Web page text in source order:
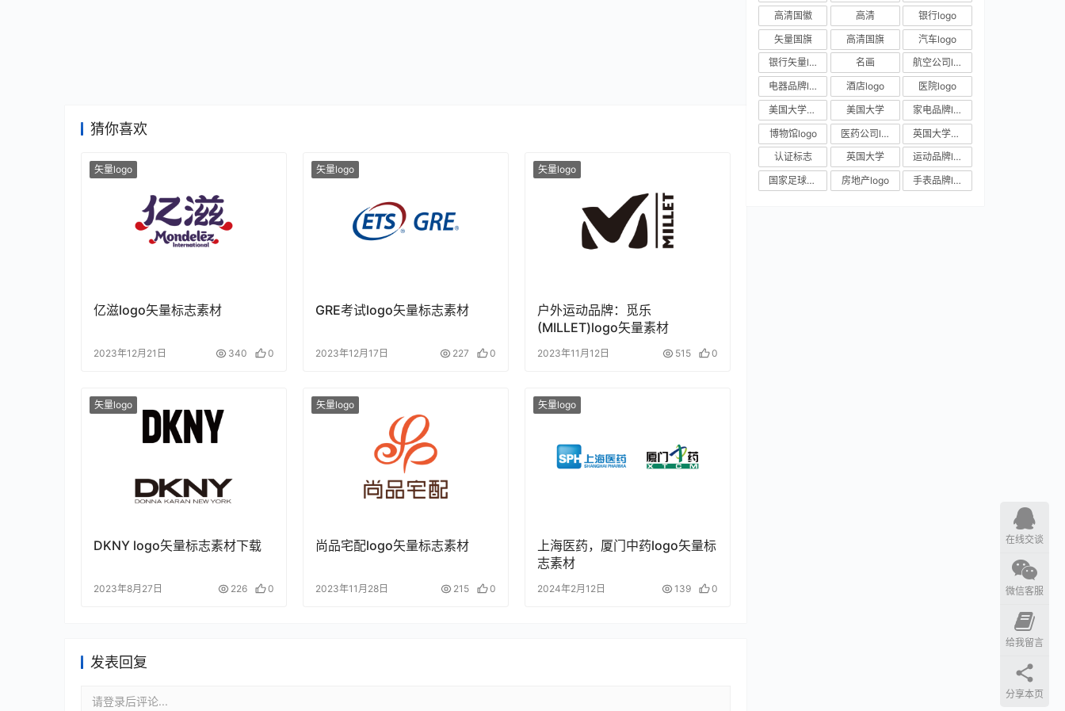
猜你喜欢
矢量logo
亿滋logo矢量标志素材
2023年12月21日 340 0
矢量logo
GRE考试logo矢量标志素材
2023年12月17日 227 0
矢量logo
户外运动品牌：觅乐
(MILLET)logo矢量素材
2023年11月12日 515 0
矢量logo
DKNY logo矢量标志素材下载
2023年8月27日 226 0
矢量logo
尚品宅配logo矢量标志素材
2023年11月28日 215 0
矢量logo
上海医药，厦门中药logo矢量标
志素材
2024年2月12日 139 0
发表回复
请登录后评论...
高清国徽
高清
银行logo
矢量国旗
高清国旗
汽车logo
银行矢量logo
名画
航空公司logo
电器品牌logo
酒店logo
医院logo
美国大学校徽
美国大学
家电品牌logo
博物馆logo
医药公司logo
英国大学校徽
认证标志
英国大学
运动品牌logo
国家足球队队徽
房地产logo 手表品牌logo
在线交谈
微信客服
给我留言
分享本页